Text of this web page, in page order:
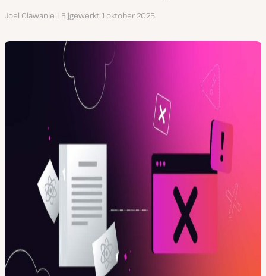
Auteur
Joel Olawanle Bijgewerkt 1 oktober 2025